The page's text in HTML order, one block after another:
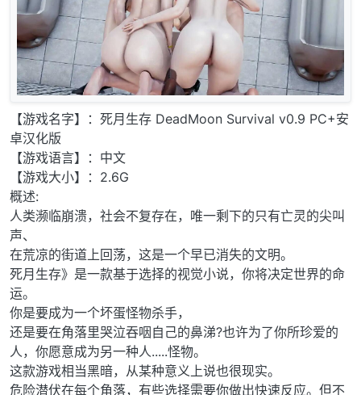
【游戏名字】：死月生存 DeadMoon Survival v0.9 PC+安
卓汉化版
【游戏语言】：中文
【游戏大小】：2.6G
概述:
人类濒临崩溃，社会不复存在，唯一剩下的只有亡灵的尖叫
声、
在荒凉的街道上回荡，这是一个早已消失的文明。
死月生存》是一款基于选择的视觉小说，你将决定世界的命
运。
你是要成为一个坏蛋怪物杀手，
还是要在角落里哭泣吞咽自己的鼻涕?也许为了你所珍爱的
人，你愿意成为另一种人.....怪物。
这款游戏相当黑暗，从某种意义上说也很现实。
危险潜伏在每个角落，有些选择需要你做出快速反应。但不